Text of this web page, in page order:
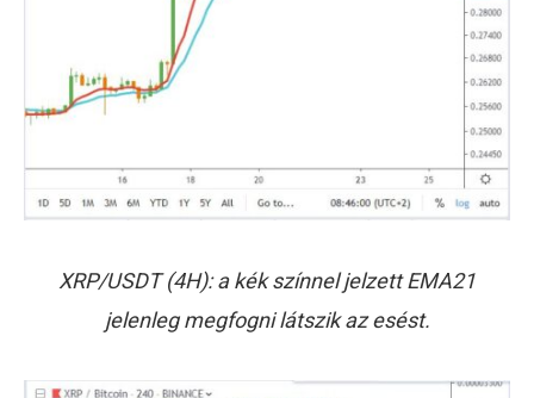
XRP/USDT (4H): a kék színnel jelzett EMA21
jelenleg megfogni látszik az esést.